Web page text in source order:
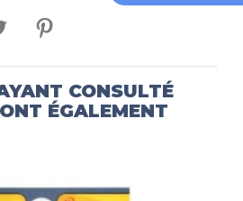
CONSULTÉ
ÉGALEMENT